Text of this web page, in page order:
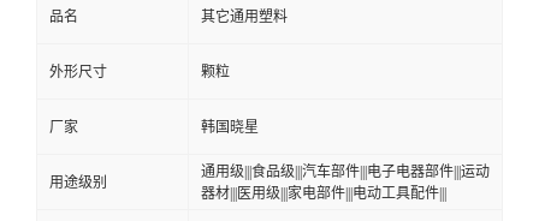
品名 其它通用塑料
外形尺寸 颗粒
厂家 韩国晓星
用途级别
通用级|||食品级|||汽车部件|||电子电器部件|||运动
器材|||医用级|||家电部件|||电动工具配件|||